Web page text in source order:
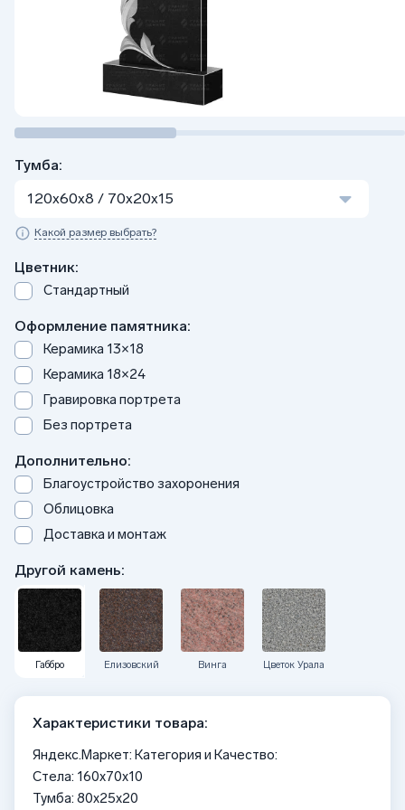
Тумба:
120x60x8 / 70x20x15
Какой размер выбрать?
Цветник:
Стандартный
Оформление памятника:
Керамика 13×18
Керамика 18×24
Гравировка портрета
Без портрета
Дополнительно:
Благоустройство захоронения
Облицовка
Доставка и монтаж
Другой камень:
Габбро Елизовский Винга Цветок Урала
Характеристики товара:
Яндекс.Маркет: Категория и Качество:
Стела: 160x70x10
Тумба: 80x25x20